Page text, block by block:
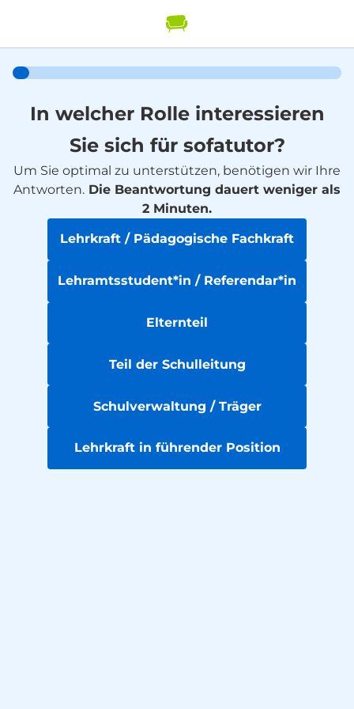
In welcher Rolle interessieren
Sie sich für sofatutor?
Um Sie optimal zu unterstützen, benötigen wir Ihre
Antworten. Die Beantwortung dauert weniger als
2 Minuten.
Lehrkraft / Pädagogische Fachkraft
Lehramtsstudent*in / Referendar*in
Elternteil
Teil der Schulleitung
Schulverwaltung / Träger
Lehrkraft in führender Position